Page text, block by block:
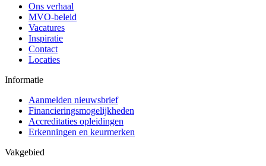
Ons verhaal
MVO-beleid
Vacatures
Inspiratie
Contact
Locaties
Informatie
Aanmelden nieuwsbrief
Financieringsmogelijkheden
Accreditaties opleidingen
Erkenningen en keurmerken
Vakgebied